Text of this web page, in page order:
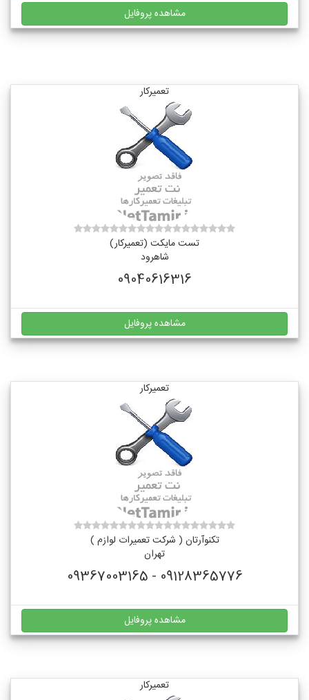
مشاهده پروفایل
تعمیرکار
تست مایکت (تعمیرکار)
شاهرود
09040616316
مشاهده پروفایل
تعمیرکار
تکنوآرتان ( شرکت تعمیرات لوازم )
تهران
09128365776 - 09367003165
مشاهده پروفایل
تعمیرکار